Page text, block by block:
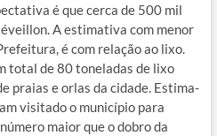
é que cerca de 500 mil
A estimativa com menor
é com relação ao lixo.
total de 80 toneladas de lixo
praias e orlas da cidade. Estima-
visitado o município para
maior que o dobro da